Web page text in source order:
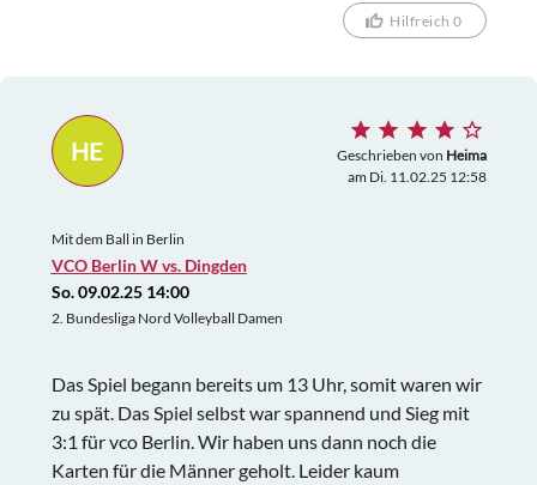
Hilfreich 0
HE Geschrieben von Heima
am Di. 11.02.25 12:58
Mit dem Ball in Berlin
VCO Berlin W vs. Dingden
So. 09.02.25 14:00
2. Bundesliga Nord Volleyball Damen
Das Spiel begann bereits um 13 Uhr, somit waren wir
zu spät. Das Spiel selbst war spannend und Sieg mit
3:1 für vco Berlin. Wir haben uns dann noch die
Karten für die Männer geholt. Leider kaum